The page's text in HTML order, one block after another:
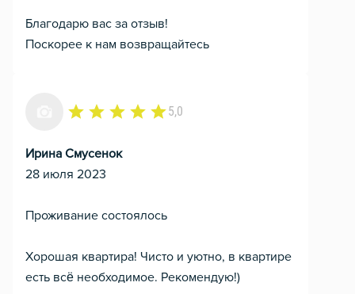
Благодарю вас за отзыв!
Поскорее к нам возвращайтесь
5,0
Ирина Смусенок
28 июля 2023
Проживание состоялось
Хорошая квартира! Чисто и уютно, в квартире
есть всё необходимое. Рекомендую!)